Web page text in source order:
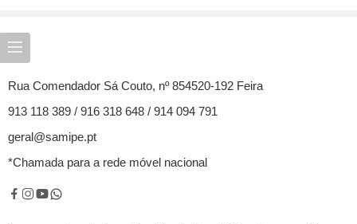
Rua Comendador Sá Couto, nº 854520-192 Feira
913 118 389 / 916 318 648 / 914 094 791
geral@samipe.pt
*Chamada para a rede móvel nacional